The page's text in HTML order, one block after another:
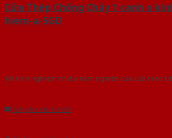
Cửa Thép Chống Cháy 1 canh o
hiem-a-SGD
Với kinh nghiệm nhiêu năm nghiên cứu cửa theo
Gửi yêu cầu tư vấn